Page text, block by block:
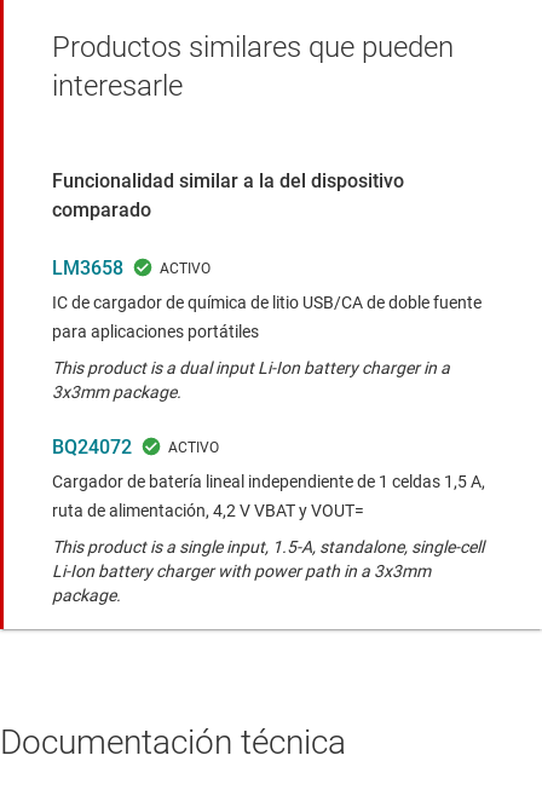
Productos similares que pueden
interesarle
Funcionalidad similar a la del dispositivo
comparado
LM3658
IC de cargador de química de litio USB/CA de doble fuente
para aplicaciones portátiles
This product is a dual input Li-Ion battery charger in a
3x3mm package.
BQ24072
Cargador de batería lineal independiente de 1 celdas 1,5 A,
ruta de alimentación, 4,2 V VBAT y VOUT=
This product is a single input, 1.5-A, standalone, single-cell
Li-Ion battery charger with power path in a 3x3mm
package.
Documentación técnica